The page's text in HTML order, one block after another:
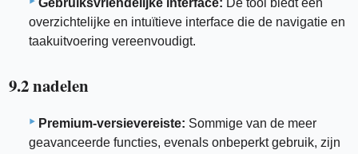
overzichtelijke en intuïtieve interface die de navigatie en
taakuitvoering vereenvoudigt.
9.2 nadelen
Premium-versievereiste: Sommige van de meer
geavanceerde functies, evenals onbeperkt gebruik, zijn